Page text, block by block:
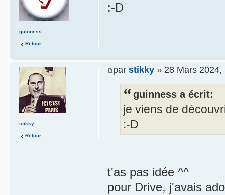
:-D
guinness
Retour
par stikky » 28 Mars 2024,
guinness a écrit:
je viens de
:-D
t'as pas idée ^^
pour Drive, j'avais
stikky
Retour